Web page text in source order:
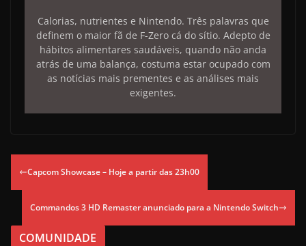
Calorias, nutrientes e Nintendo. Três palavras que
definem o maior fã de F-Zero cá do sítio. Adepto de
hábitos alimentares saudáveis, quando não anda
atrás de uma balança, costuma estar ocupado com
as notícias mais prementes e as análises mais
exigentes.
Capcom Showcase – Hoje a partir das 23h00
Commandos 3 HD Remaster anunciado para a Nintendo Switch
COMUNIDADE